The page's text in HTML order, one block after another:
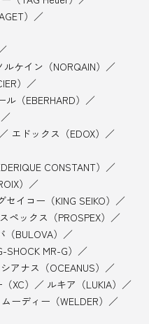
）
ルケイン（NORQAIN）
）
ル（EBERHARD）
エドックス（EDOX）
CONSTANT）
）
セイコー（KING SEIKO）
ペックス（PROSPEX）
（BULOVA）
MR-G）
アナス（OCEANUS）
XC）
ルキア（LUKIA）
ーディー（WELDER）